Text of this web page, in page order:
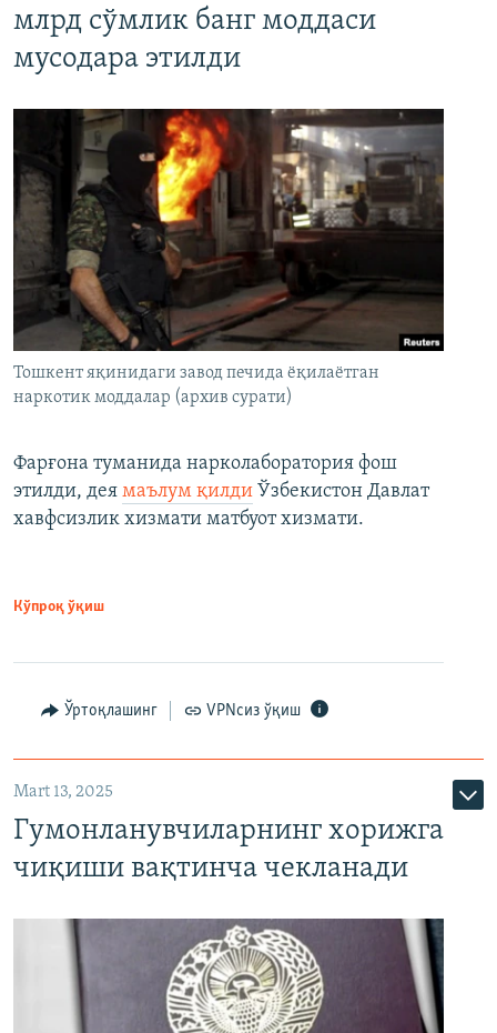
млрд сўмлик банг моддаси
мусодара этилди
Тошкент яқинидаги завод печида ёқилаётган
наркотик моддалар (архив сурати)
Фарғона туманида нарколаборатория фош
этилди, дея маълум қилди Ўзбекистон Давлат
хавфсизлик хизмати матбуот хизмати.
Кўпроқ ўқиш
Ўртоқлашинг VPNсиз ўқиш
Mart 13, 2025
Гумонланувчиларнинг хорижга
чиқиши вақтинча чекланади